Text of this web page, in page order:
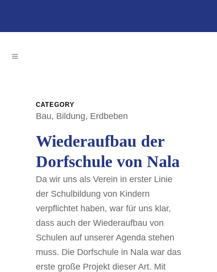
CATEGORY
Bau, Bildung, Erdbeben
Wiederaufbau der
Dorfschule von Nala
Da wir uns als Verein in erster Linie
der Schulbildung von Kindern
verpflichtet haben, war für uns klar,
dass auch der Wiederaufbau von
Schulen auf unserer Agenda stehen
muss. Die Dorfschule in Nala war das
erste große Projekt dieser Art. Mit